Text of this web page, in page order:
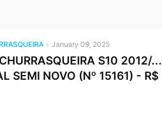
- January 09, 2025
S10 2012/...
SEMI NOVO (Nº 15161) - R$